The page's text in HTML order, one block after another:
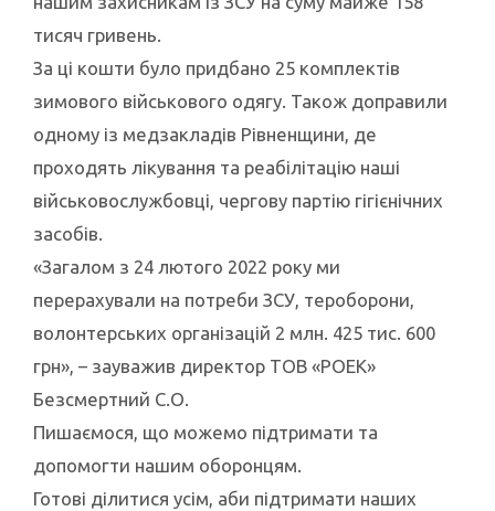
тисяч гривень.
За ці кошти було придбано 25 комплектів
зимового військового одягу. Також доправили
одному із медзакладів Рівненщини, де
проходять лікування та реабілітацію наші
військовослужбовці, чергову партію гігієнічних
засобів.
«Загалом з 24 лютого 2022 року ми
перерахували на потреби ЗСУ, тероборони,
волонтерських організацій 2 млн. 425 тис. 600
грн», – зауважив директор ТОВ «РОЕК»
Безсмертний С.О.
Пишаємося, що можемо підтримати та
допомогти нашим оборонцям.
Готові ділитися усім, аби підтримати наших